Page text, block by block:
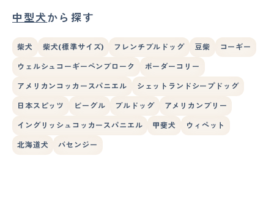
中型犬から探す
柴犬 柴犬(標準サイズ) フレンチブルドッグ 豆柴 コーギー
ウェルシュコーギーペンブローク ボーダーコリー
アメリカンコッカースパニエル シェットランドシープドッグ
日本スピッツ ビーグル ブルドッグ アメリカンブリー
イングリッシュコッカースパニエル 甲斐犬 ウィペット
北海道犬 バセンジー